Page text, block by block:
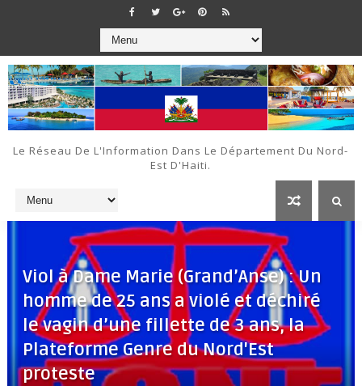
Le Réseau De L'Information Dans Le Département Du Nord-
Est D'Haiti.
Viol à Dame Marie (Grand’Anse) : Un
homme de 25 ans a violé et déchiré
le vagin d’une fillette de 3 ans, la
Plateforme Genre du Nord'Est
proteste